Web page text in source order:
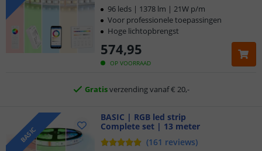
OP VOORRAAD
574,95
96 leds | 1378 lm | 21W p/m
Voor professionele toepassingen
Hoge lichtopbrengst
Voor 23:45 uur besteld,morgen in huis
Gratis verzending vanaf € 20,-
Klantbeoordeling 9.1
Voor 23:45 uur besteld,morgen in huis
BASIC
BASIC | RGB led strip
Complete set | 13 meter
(161 reviews)